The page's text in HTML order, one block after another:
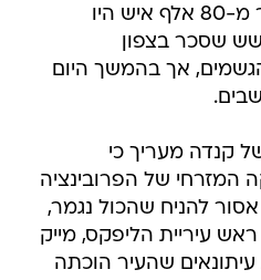
בשלב מסוים אתמול, יותר מ-80 אלף איש היו
שסכר בצפון
אך בהמשך היום
קנדה מעריך כי
של הפרובינציה
להניח שהכול נגמר,
עיריית הליפקס, מייק
שהעיר הוכתה